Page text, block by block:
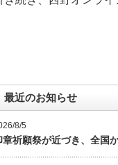
最近のお知らせ
8/5
章祈願祭が近づき、全国